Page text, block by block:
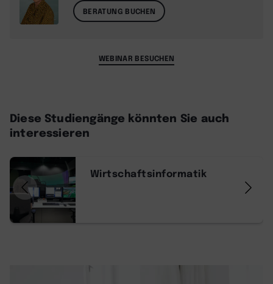
BERATUNG BUCHEN
WEBINAR BESUCHEN
Diese Studiengänge könnten Sie auch
interessieren
Wirtschaftsinformatik